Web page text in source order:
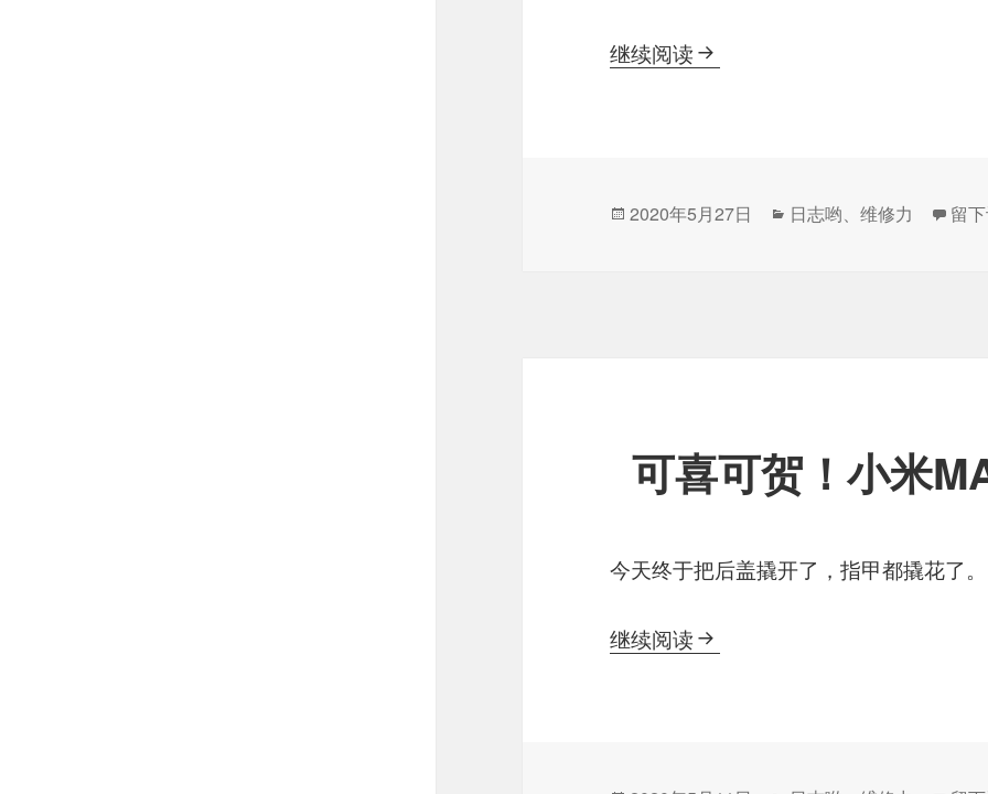
继续阅读误导向！不要找会修东西的男
发
2020年5月27日
分
日志哟、维修力 于
留
可喜可贺！小米
今天终于把后盖撬开了，指甲都撬花了。
继续阅读可喜可贺！小米MAX被我修好